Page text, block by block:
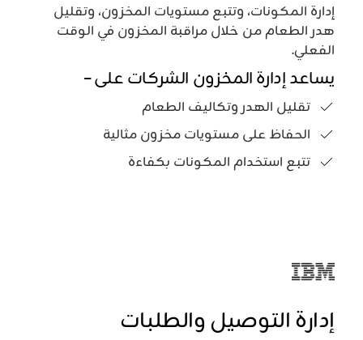
إدارة المكونات، وتتبع مستويات المخزون، وتقليل
هدر الطعام من خلال مراقبة المخزون في الوقت
الفعلي.
يساعد إدارة المخزون الشركات على –
تقليل الهدر وتكاليف الطعام
الحفاظ على مستويات مخزون مثالية
تتبع استخدام المكونات بكفاءة
إدارة التوصيل والطلبات